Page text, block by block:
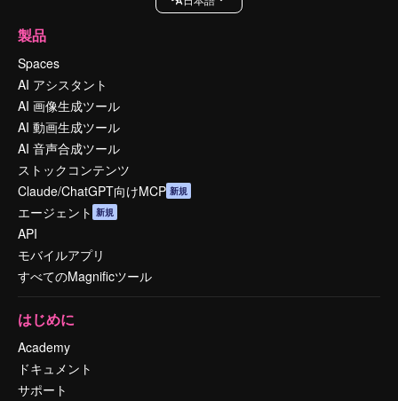
製品
Spaces
AI アシスタント
AI 画像生成ツール
AI 動画生成ツール
AI 音声合成ツール
ストックコンテンツ
Claude/ChatGPT向けMCP 新規
エージェント 新規
API
モバイルアプリ
すべてのMagnificツール
はじめに
Academy
ドキュメント
サポート